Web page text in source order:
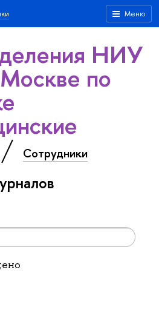
Меню
НИУ
по
Сотрудники